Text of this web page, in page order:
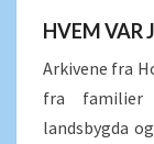
HVEM VAR
Arkivene fra
fra familier
landsbygda